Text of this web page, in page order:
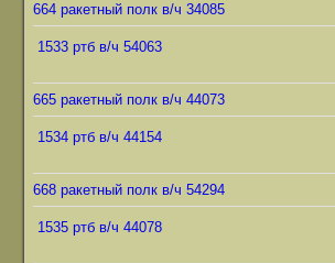
664 ракетный полк в/ч 34085
1533 ртб в/ч 54063
665 ракетный полк в/ч 44073
1534 ртб в/ч 44154
668 ракетный полк в/ч 54294
1535 ртб в/ч 44078